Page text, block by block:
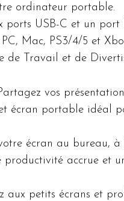
ordinateur portable.
ports USB-C et un
Mac, PS3/4/5 et
de Travail et de
vos
écran portable idéal
écran au bureau,
productivité accrue et
aux petits écrans et